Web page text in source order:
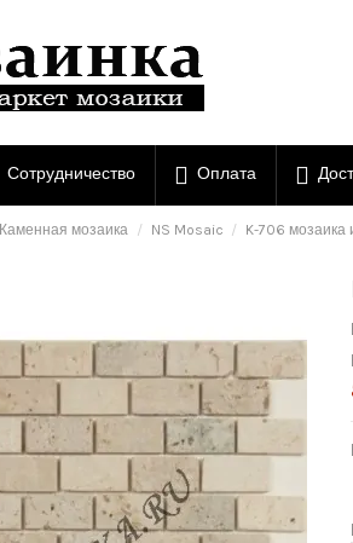
Сотрудничество Оплата
Каменная мозаика NS Mosaic K-706 мозаика